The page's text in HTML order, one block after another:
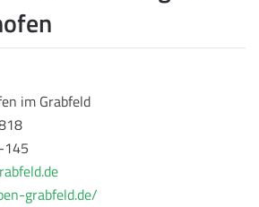
im Grabfeld
145
grabfeld.de/